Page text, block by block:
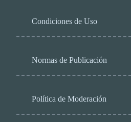
Condiciones de Uso
Normas de Publicación
Política de Moderación